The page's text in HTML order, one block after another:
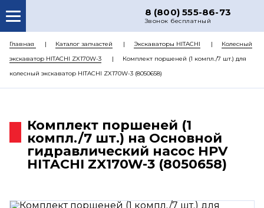
8 (800) 555-86-73
Звонок бесплатный
О НАС
КАТАЛОГ ЗАПЧАСТЕЙ
РЕМОНТ
ЦЕНЫ
КОНТАКТЫ
Главная Каталог запчастей Экскаваторы HITACHI
Колесный
экскаватор HITACHI ZX170W-3
Комплект поршеней (1 компл./7 шт.) для
колесный экскаватор HITACHI ZX170W-3 (8050658)
Комплект поршеней (1
компл./7 шт.) на Основной
гидравлический насос HPV
HITACHI ZX170W-3 (8050658)